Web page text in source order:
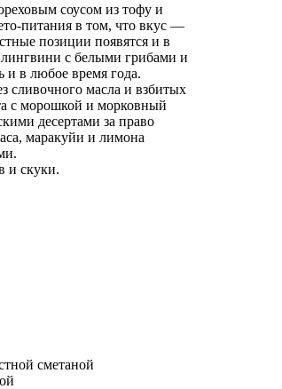
соусом из тофу и
питания в том, что вкус —
позиции появятся и в
лингвини с белыми грибами и
и в любое время года.
сливочного масла и взбитых
с морошкой и морковный
десертами за право
маракуйи и лимона
и скуки.
сметаной